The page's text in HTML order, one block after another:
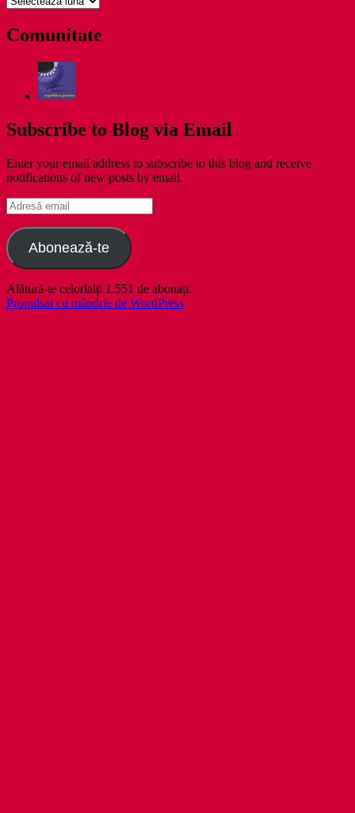
Comunitate
Subscribe to Blog via Email
Enter your email address to subscribe to this blog and receive
notifications of new posts by email.
Adresă
email
Abonează-te
Alătură-te celorlalți 1.551 de abonați.
Propulsat cu mândrie de WordPress